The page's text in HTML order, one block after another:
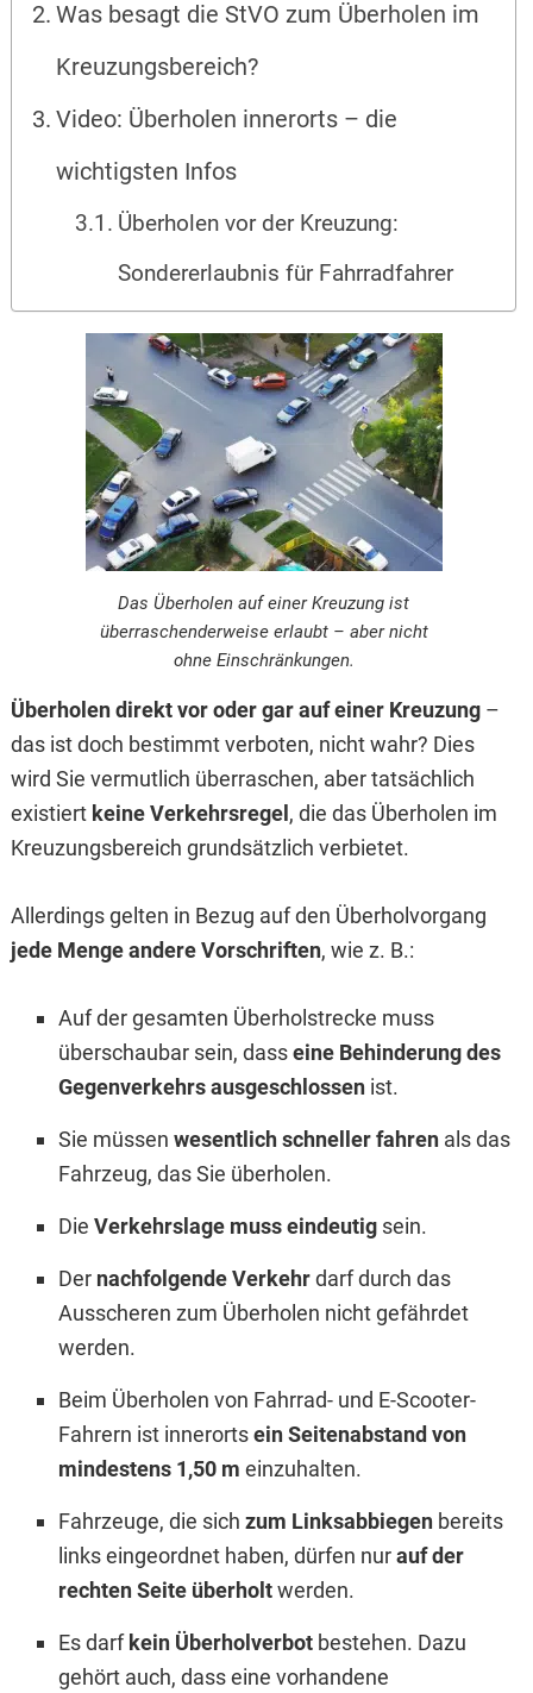
Was besagt die StVO zum Überholen im
Kreuzungsbereich?
Video: Überholen innerorts – die
wichtigsten Infos
Überholen vor der Kreuzung:
Sondererlaubnis für Fahrradfahrer
Das Überholen auf einer Kreuzung ist
überraschenderweise erlaubt – aber nicht
ohne Einschränkungen.
Überholen direkt vor oder gar auf einer Kreuzung–
das ist doch bestimmt verboten, nicht wahr? Dies
wird Sie vermutlich überraschen, aber tatsächlich
existiert keine Verkehrsregel , die das Überholen im
Kreuzungsbereich grundsätzlich verbietet.
Allerdings gelten in Bezug auf den Überholvorgang
jede Menge andere Vorschriften, wie z. B.:
Auf der gesamten Überholstrecke muss
überschaubar sein, dasseine Behinderung des
Gegenverkehrs ausgeschlossenist.
Sie müssen wesentlich schneller fahrenals das
Fahrzeug, das Sie überholen.
Die Verkehrslage muss eindeutigsein.
Der nachfolgende Verkehrdarf durch das
Ausscheren zum Überholen nicht gefährdet
werden.
Beim Überholen von Fahrrad- und E-Scooter-
Fahrern ist innerortsein Seitenabstand von
mindestens 1,50 m einzuhalten.
Fahrzeuge, die sich zum Linksabbiegenbereits
links eingeordnet haben, dürfen nurauf der
rechten Seite überholtwerden.
Es darf kein Überholverbotbestehen. Dazu
gehört auch, dass eine vorhandene